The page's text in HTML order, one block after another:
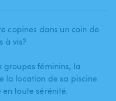
copines dans un coin de
à vis?
groupes féminins​,​ la
la location de sa piscine
toute sérénité.